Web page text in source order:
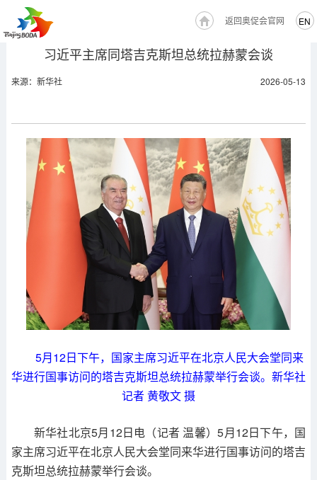
EN
返回奥促会官网
习近平主席同塔吉克斯坦总统拉赫蒙会谈
来源：新华社 2026-05-13
5月12日下午，国家主席习近平在北京人民大会堂同来
华进行国事访问的塔吉克斯坦总统拉赫蒙举行会谈。新华社
记者 黄敬文 摄
新华社北京5月12日电（记者 温馨）5月12日下午，国
家主席习近平在北京人民大会堂同来华进行国事访问的塔吉
克斯坦总统拉赫蒙举行会谈。